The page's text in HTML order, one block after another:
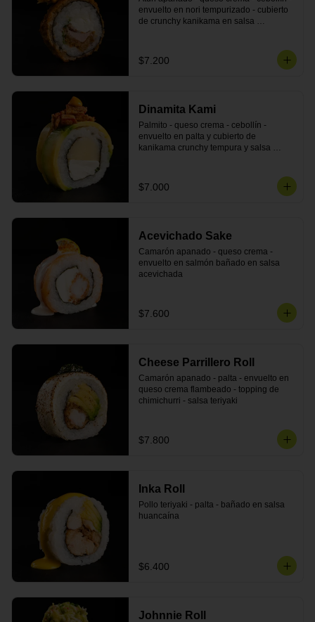
envuelto en nori tempurizado - cubierto
de crunchy kanikama en salsa
$7.200
Dinamita Kami
Palmito - queso crema - cebollín -
envuelto en palta y cubierto de
kanikama crunchy tempura y salsa
$7.000
Acevichado Sake
Camarón apanado - queso crema -
envuelto en salmón bañado en salsa
acevichada
$7.600
Cheese Parrillero Roll
Camarón apanado - palta - envuelto en
queso crema flambeado - topping de
chimichurri - salsa teriyaki
$7.800
Inka Roll
Pollo teriyaki - palta - bañado en salsa
huancaína
$6.400
Johnnie Roll